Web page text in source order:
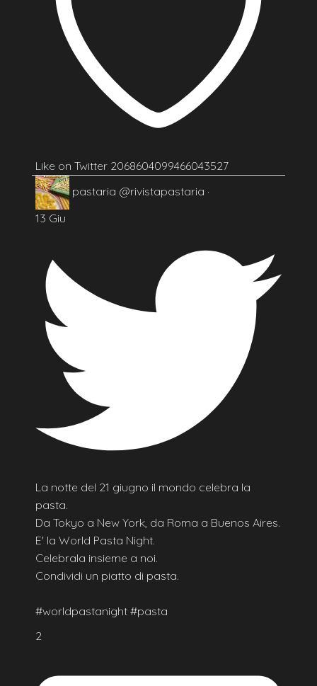
@rivistapastaria ·
13 Giu
La notte del 21 giugno il mondo celebra la
Da Tokyo a New York, da Roma a Buenos Aires.
Celebrala insieme a noi.
Condividi un piatto di pasta.
#worldpastanight #pasta